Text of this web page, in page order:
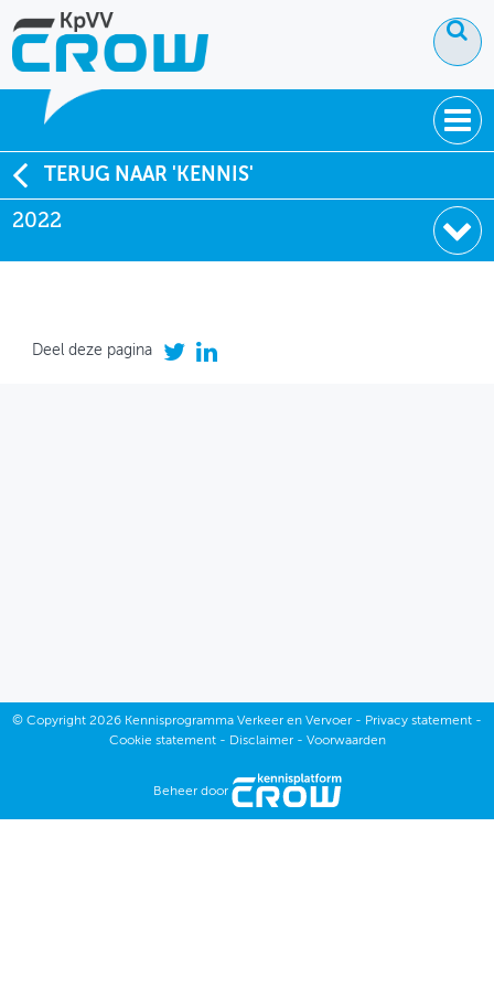
OVER KPVV
NIEUWS
KENNIS
TERUG NAAR 'KENNIS'
2022
Deel deze pagina
© Copyright 2026 Kennisprogramma Verkeer en Vervoer - Privacy statement -
Cookie statement- Disclaimer- Voorwaarden
Beheer door